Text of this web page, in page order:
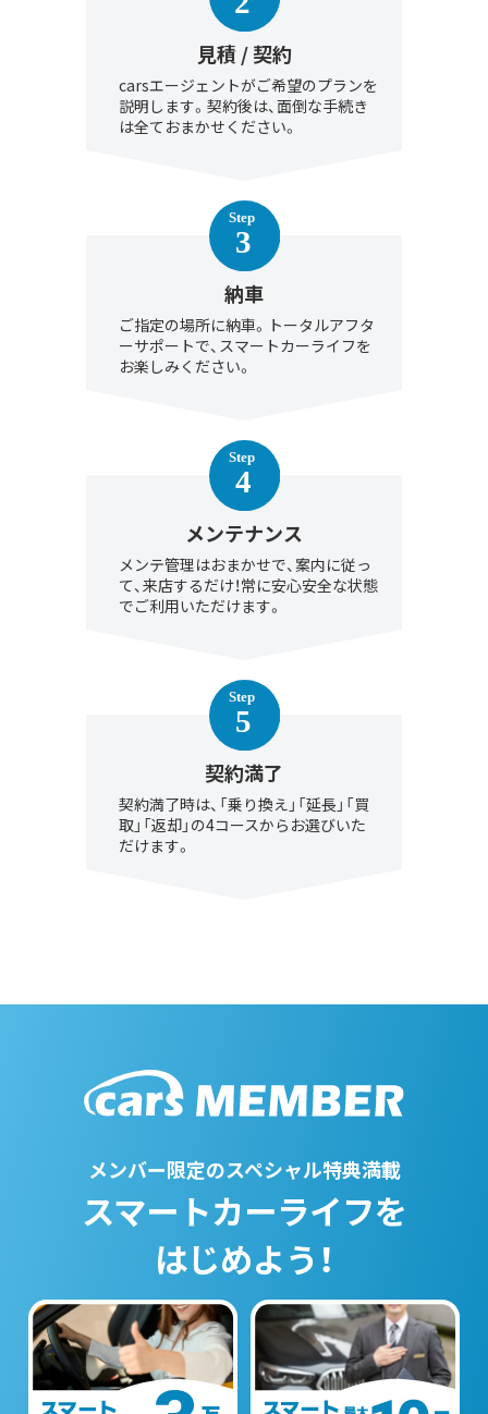
見積 / 契約
carsエージェントがご希望のプランを
説明します。契約後は、面倒な手続き
は全ておまかせください。
納車
ご指定の場所に納車。トータルアフタ
ーサポートで、スマートカーライフを
お楽しみください。
メンテナンス
メンテ管理はおまかせで、案内に従っ
て、来店するだけ！常に安心安全な状態
でご利用いただけます。
契約満了
契約満了時は、「乗り換え」「延長」「買
取」「返却」の4コースからお選びいた
だけます。
メンバー限定のスペシャル特典満載
スマートカーライフを
はじめよう！